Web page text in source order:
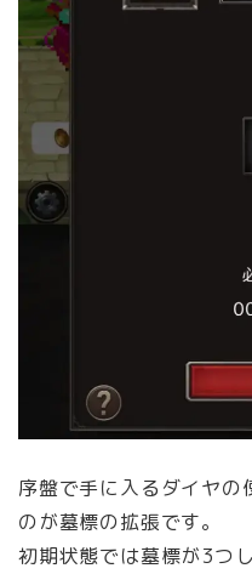
序盤で手に入るダイヤの
のが墓標の拡張です。
初期状態では墓標が3つ